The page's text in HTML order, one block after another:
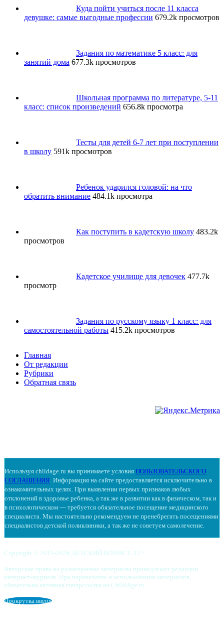
Куда пойти учиться после 11 класса
девушке: самые выгодные профессии 679.2k просмотров
Задания по математике 5 класс: для
занятий дома 677.3k просмотров
Школьная программа по литературе, 5-11
класс: список произведений 656.8k просмотра
Тесты для детей 6-7 лет при поступлении
в школу 591k просмотров
Ребенок ударился головой: на что
обратить внимание 484.1k просмотра
Как поступить в кадетскую школу 483.2k
просмотров
Кадетское училище для девочек 477.7k
просмотр
Задания по русскому языку 1 класс: для
самостоятельной работы 415.2k просмотров
Главная
От редакции
Рубрики
Обратная связь
Используя childage.ru вы принимаете условия ПОЛЬЗОВАТЕЛЬСКОГО
СОГЛАШЕНИЯ. Информация на сайте предоставляется исключительно в
ознакомительных целях. При выявлении первых признаков любых
отклонений в здоровье ребенка, а так же в развитии как в физическом, так и
в психологическом — требуется обязательное посещение медицинского
специалиста. Мы настоятельно рекомендуем не пренебрегать посещениями
специалистов детской поликлиники, а так же не советуем самолечение.
Copyright © 2015-2026 ДЕТСКИЙ ВОЗРАСТ. 12+
Авторские права на размещенные материалы принадлежат редакции
интернет-журнала. При перепечатке и использовании материалов,
обязательна активная гиперссылка на ChildAge.ru
Прокрутка вверх